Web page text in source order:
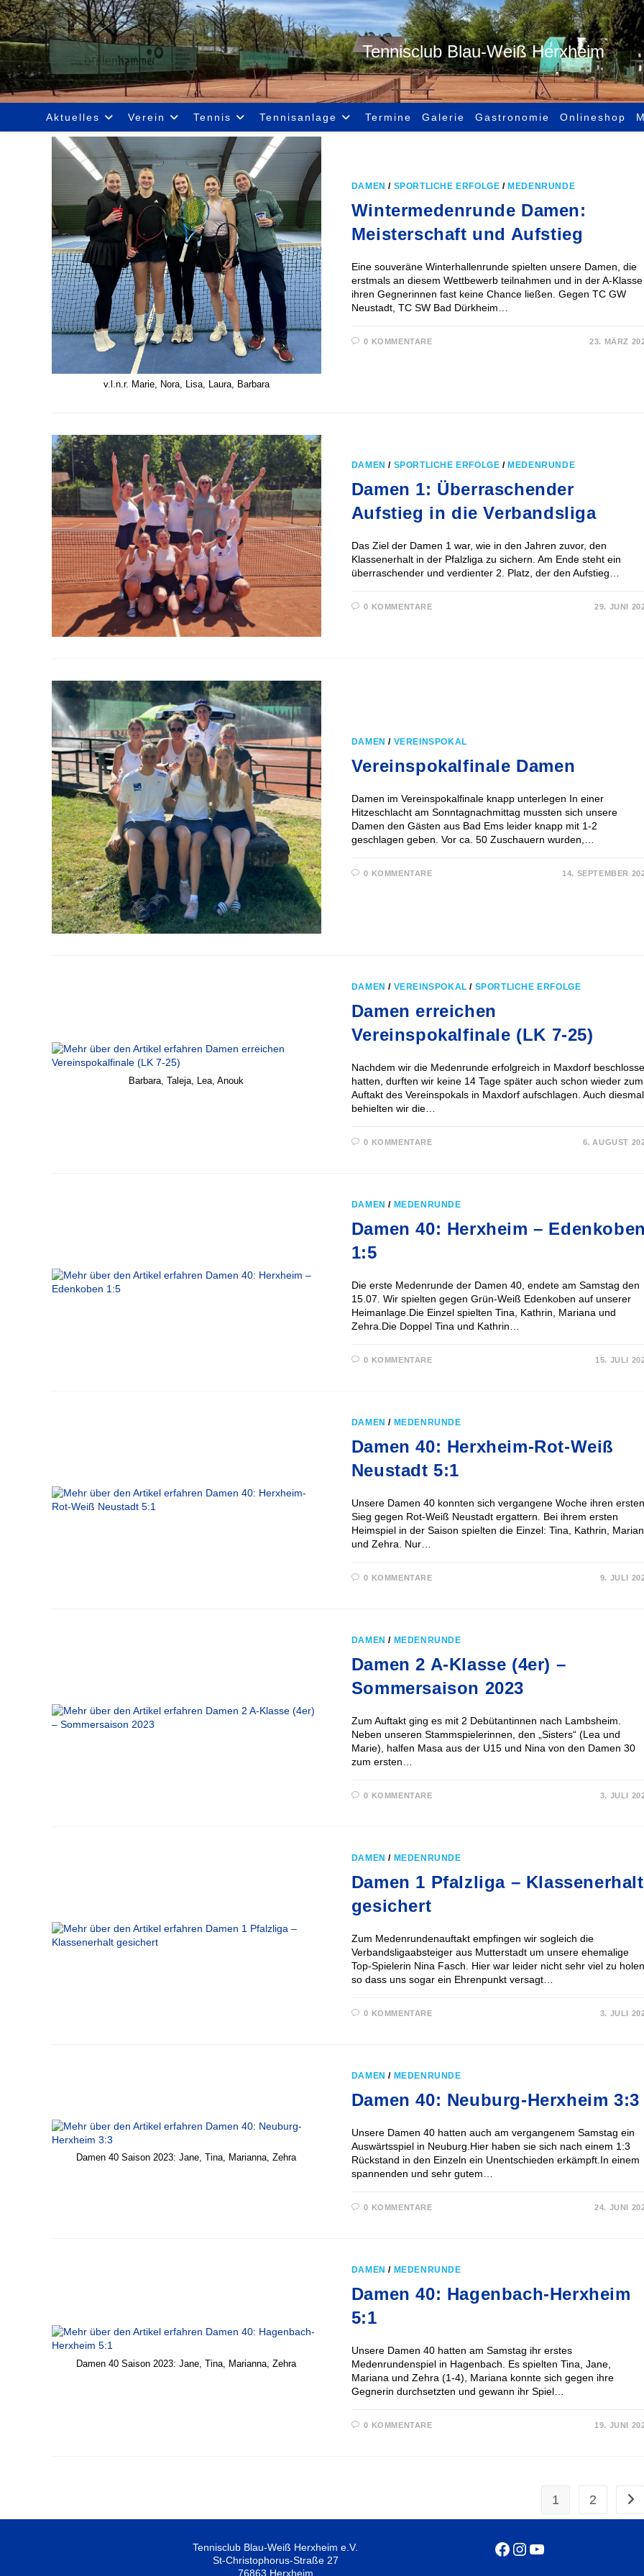
Zum
Inhalt
springen
Tennisclub Blau-Weiß Herxheim
Aktuelles Verein Tennis Tennisanlage Termine Galerie Gastronomie Onlineshop
v.l.n.r. Marie, Nora, Lisa, Laura, Barbara
DAMEN / SPORTLICHE ERFOLGE / MEDENRUNDE
Wintermedenrunde Damen:
Meisterschaft und Aufstieg
Eine souveräne Winterhallenrunde spielten unsere Damen, die
erstmals an diesem Wettbewerb teilnahmen und in der A-Klasse
ihren Gegnerinnen fast keine Chance ließen. Gegen TC GW
Neustadt, TC SW Bad Dürkheim…
0 KOMMENTARE 23. MÄRZ
DAMEN / SPORTLICHE ERFOLGE / MEDENRUNDE
Damen 1: Überraschender
Aufstieg in die Verbandsliga
Das Ziel der Damen 1 war, wie in den Jahren zuvor, den
Klassenerhalt in der Pfalzliga zu sichern. Am Ende steht ein
überraschender und verdienter 2. Platz, der den Aufstieg…
0 KOMMENTARE 29. JUNI
DAMEN / VEREINSPOKAL
Vereinspokalfinale Damen
Damen im Vereinspokalfinale knapp unterlegen In einer
Hitzeschlacht am Sonntagnachmittag mussten sich unsere
Damen den Gästen aus Bad Ems leider knapp mit 1-2
geschlagen geben. Vor ca. 50 Zuschauern wurden,…
0 KOMMENTARE 14. SEPTEMBER
Barbara, Taleja, Lea, Anouk
DAMEN / VEREINSPOKAL / SPORTLICHE ERFOLGE
Damen erreichen
Vereinspokalfinale (LK 7-25)
Nachdem wir die Medenrunde erfolgreich in Maxdorf
hatten, durften wir keine 14 Tage später auch schon wieder zum
Auftakt des Vereinspokals in Maxdorf aufschlagen. Auch diesmal
behielten wir die…
0 KOMMENTARE 6. AUGUST
DAMEN / MEDENRUNDE
Damen 40: Herxheim –
1:5
Die erste Medenrunde der Damen 40, endete am Samstag den
15.07. Wir spielten gegen Grün-Weiß Edenkoben auf unserer
Heimanlage.Die Einzel spielten Tina, Kathrin, Mariana und
Zehra.Die Doppel Tina und Kathrin…
0 KOMMENTARE 15. JULI
DAMEN / MEDENRUNDE
Damen 40: Herxheim-Rot-Weiß
Neustadt 5:1
Unsere Damen 40 konnten sich vergangene Woche ihren ersten
Sieg gegen Rot-Weiß Neustadt ergattern. Bei ihrem ersten
Heimspiel in der Saison spielten die Einzel: Tina, Kathrin,
und Zehra. Nur…
0 KOMMENTARE 9. JULI
DAMEN / MEDENRUNDE
Damen 2 A-Klasse (4er) –
Sommersaison 2023
Zum Auftakt ging es mit 2 Debütantinnen nach Lambsheim.
Neben unseren Stammspielerinnen, den „Sisters“ (Lea und
Marie), halfen Masa aus der U15 und Nina von den Damen 30
zum ersten…
0 KOMMENTARE 3. JULI
DAMEN / MEDENRUNDE
Damen 1 Pfalzliga – Klassenerhalt
gesichert
Zum Medenrundenauftakt empfingen wir sogleich die
Verbandsligaabsteiger aus Mutterstadt um unsere ehemalige
Top-Spielerin Nina Fasch. Hier war leider nicht sehr viel zu
so dass uns sogar ein Ehrenpunkt versagt…
0 KOMMENTARE 3. JULI
Damen 40 Saison 2023: Jane, Tina, Marianna, Zehra
DAMEN / MEDENRUNDE
Damen 40: Neuburg-Herxheim 3:3
Unsere Damen 40 hatten auch am vergangenem Samstag ein
Auswärtsspiel in Neuburg.Hier haben sie sich nach einem 1:3
Rückstand in den Einzeln ein Unentschieden erkämpft.In einem
spannenden und sehr gutem…
0 KOMMENTARE 24. JUNI
Damen 40 Saison 2023: Jane, Tina, Marianna, Zehra
DAMEN / MEDENRUNDE
Damen 40: Hagenbach-Herxheim
5:1
Unsere Damen 40 hatten am Samstag ihr erstes
Medenrundenspiel in Hagenbach. Es spielten Tina, Jane,
Mariana und Zehra (1-4), Mariana konnte sich gegen ihre
Gegnerin durchsetzten und gewann ihr Spiel…
0 KOMMENTARE 19. JUNI
1 2
Tennisclub Blau-Weiß Herxheim e.V.
St-Christophorus-Straße 27
76863 Herxheim
Facebook
Instagram
YouTube